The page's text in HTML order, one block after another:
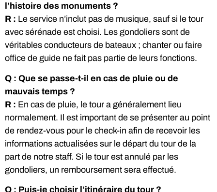
l’histoire des monuments ?
R : Le service n’inclut pas de musique, sauf si le tour
avec sérénade est choisi. Les gondoliers sont de
véritables conducteurs de bateaux ; chanter ou faire
office de guide ne fait pas partie de leurs fonctions.
Q : Que se passe-t-il en cas de pluie ou de
mauvais temps ?
R : En cas de pluie, le tour a généralement lieu
normalement. Il est important de se présenter au point
de rendez-vous pour le check-in afin de recevoir les
informations actualisées sur le départ du tour de la
part de notre staff. Si le tour est annulé par les
gondoliers, un remboursement sera effectué.
Q : Puis-je choisir l’itinéraire du tour ?